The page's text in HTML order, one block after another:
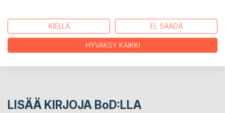
LUKIJA-ARVOSTELUT
LISÄÄ KIRJOJA BoD:LLA
KIELLÄ EI, SÄÄDÄ
HYVÄKSY KAIKKI